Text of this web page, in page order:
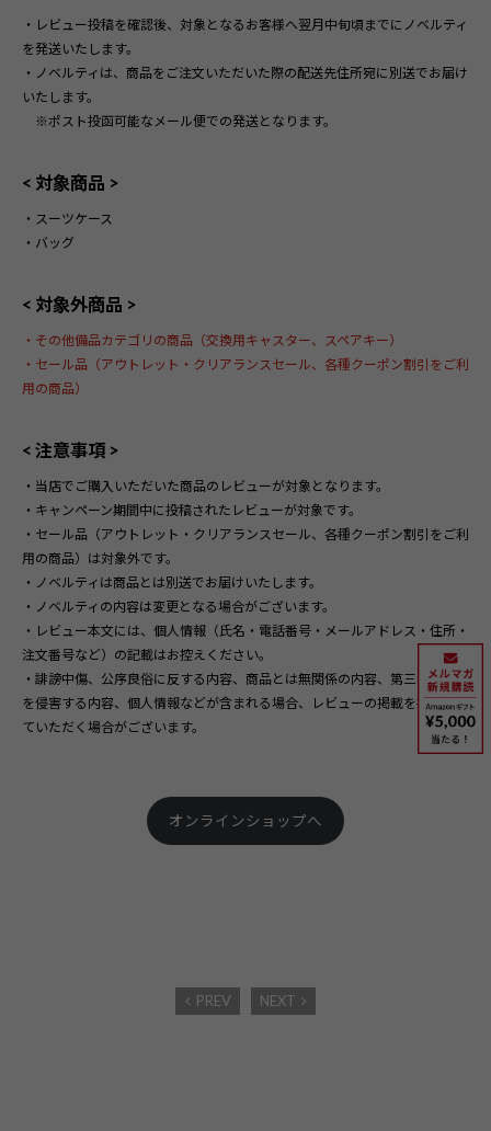
・レビュー投稿を確認後、対象となるお客様へ翌月中旬頃までにノベルティ
を発送いたします。
・ノベルティは、商品をご注文いただいた際の配送先住所宛に別送でお届け
いたします。
※ポスト投函可能なメール便での発送となります。
< 対象商品 >
・スーツケース
・バッグ
< 対象外商品 >
・その他備品カテゴリの商品（交換用キャスター、スペアキー）
・セール品（アウトレット・クリアランスセール、各種クーポン割引をご利
用の商品）
< 注意事項 >
・当店でご購入いただいた商品のレビューが対象となります。
・ キャンペーン期間中に投稿されたレビューが対象です。
・ セール品（アウトレット・クリアランスセール、各種クーポン割引をご利
用の商品）は対象外です。
・ノベルティは商品とは別送でお届けいたします。
・ノベルティの内容は変更となる場合がございます。
・レビュー本文には、個人情報（氏名・電話番号・メールアドレス・住所・
注文番号など）の記載はお控えください。
・誹謗中傷、公序良俗に反する内容、商品とは無関係の内容、第三者の権利
を侵害する内容、個人情報などが含まれる場合、レビューの掲載を控えさせ
ていただく場合がございます。
オンラインショップへ
PREV NEXT